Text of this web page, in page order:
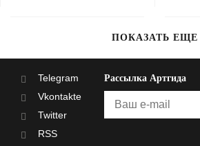
ПОКАЗАТЬ ЕЩЕ
Telegram
Vkontakte
Twitter
RSS
Рассылка Артгида